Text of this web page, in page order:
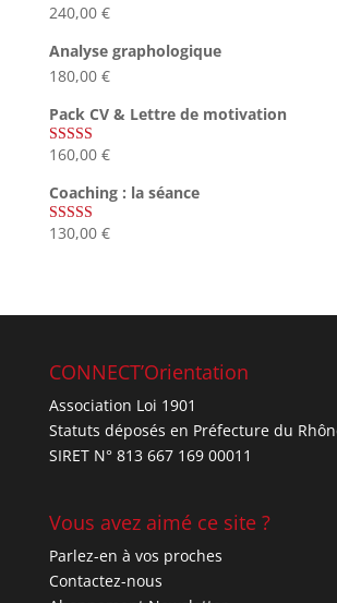
Note4.83
240,00 €
Analyse graphologique
180,00 €
Pack CV & Lettre de motivation
Note5.00
160,00 €
Coaching : la séance
Note4.67
130,00 €
CONNECT’Orientation
Association Loi 1901
Statuts déposés en Préfecture du
SIRET N° 813 667 169 00011
Vous avez aimé ce site ?
Parlez-en à vos proches
Contactez-nous